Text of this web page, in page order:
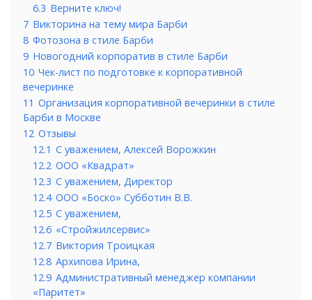
6.3 Верните ключ!
7 Викторина на тему мира Барби
8 Фотозона в стиле Барби
9 Новогодний корпоратив в стиле Барби
10 Чек-лист по подготовке к корпоративной
вечеринке
11 Организация корпоративной вечеринки в стиле
Барби в Москве
12 Отзывы
12.1 С уважением, Алексей Ворожкин
12.2 ООО «Квадрат»
12.3 С уважением, Директор
12.4 ООО «Боско» Субботин В.В.
12.5 С уважением,
12.6 «Стройжилсервис»
12.7 Виктория Троицкая
12.8 Архипова Ирина,
12.9 Административный менеджер компании
«Паритет»